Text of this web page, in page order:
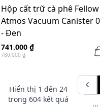
Hộp cất trữ cà phê Fellow
Atmos Vacuum Canister
- Đen
741.000 ₫
780.000 ₫
Hiển thị 1 đến 24
trong604 kết quả
...